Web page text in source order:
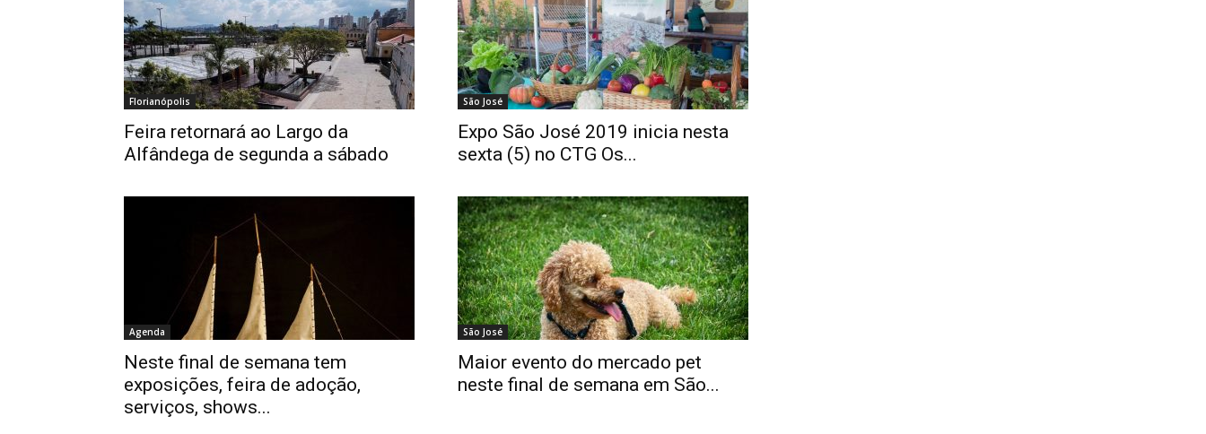
Florianópolis
Feira retornará ao Largo da
Alfândega de segunda a sábado
São José
Expo São José 2019 inicia nesta
sexta (5) no CTG Os...
Agenda
Neste final de semana tem
exposições, feira de adoção,
serviços, shows...
São José
Maior evento do mercado pet
neste final de semana em São...